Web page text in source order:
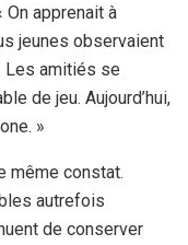
apprenait à
jeunes observaient
Les amitiés se
de jeu. Aujourd’hui,
»
même constat.
autrefois
de conserver